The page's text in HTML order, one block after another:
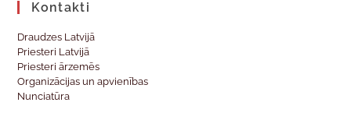
Kontakti
Draudzes Latvijā
Priesteri Latvijā
Priesteri ārzemēs
Organizācijas un apvienības
Nunciatūra